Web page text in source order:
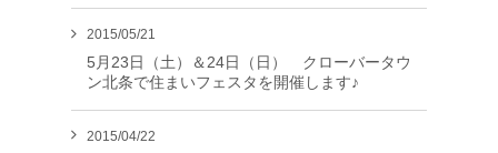
2015/05/21
5月23日（土）＆24日（日） クローバータウ
ン北条で住まいフェスタを開催します♪
2015/04/22